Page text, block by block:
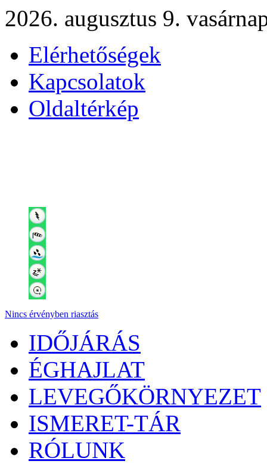
2026. augusztus 9.
Elérhetőségek
Kapcsolatok
Oldaltérkép
Nincs érvényben riasztás
IDŐJÁRÁS
ÉGHAJLAT
LEVEGŐKÖRNYEZET
ISMERET-TÁR
RÓLUNK